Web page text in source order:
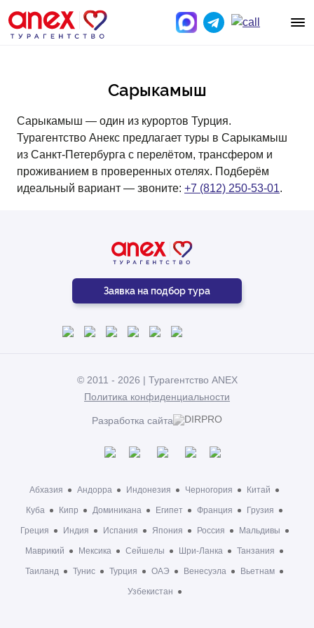
Сарыкамыш
Сарыкамыш — один из курортов Турция.
Турагентство Анекс предлагает туры в Сарыкамыш
из Санкт-Петербурга с перелётом, трансфером и
проживанием в проверенных отелях. Подберём
идеальный вариант — звоните: +7 (812) 250-53-01.
Заявка на подбор тура
© 2011 - 2026 | Турагентство ANEX
Политика конфиденциальности
Разработка сайта
Абхазия Андорра Индонезия Черногория Китай
Куба Кипр Доминикана Египет Франция Грузия
Греция Индия Испания Япония Россия Мальдивы
Маврикий Мексика Сейшелы Шри-Ланка Танзания
Таиланд Тунис Турция ОАЭ Венесуэла Вьетнам
Узбекистан